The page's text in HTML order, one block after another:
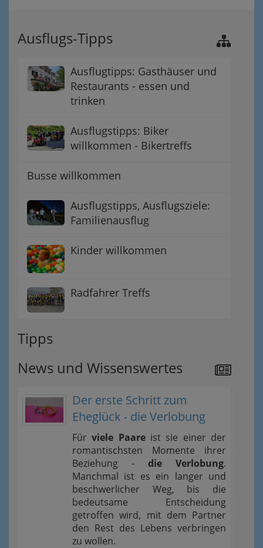
Ausflugs-Tipps
Ausflugtipps: Gasthäuser und
Restaurants - essen und
trinken
Ausflugstipps: Biker
willkommen - Bikertreffs
Busse willkommen
Ausflugstipps, Ausflugsziele:
Familienausflug
Kinder willkommen
Radfahrer Treffs
Tipps
News und Wissenswertes
Der erste Schritt zum
Eheglück - die Verlobung
Fürviele Paareist sie einer der
romantischsten Momente ihrer
Beziehung - die Verlobung.
Manchmal ist es ein langer und
beschwerlicher Weg, bis die
bedeutsame Entscheidung
getroffen wird, mit dem Partner
den Rest des Lebens verbringen
zu wollen.